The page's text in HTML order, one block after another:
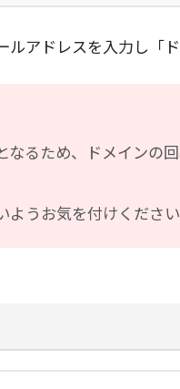
アドレスを入力し「
なるため、ドメインの
うお気を付けください